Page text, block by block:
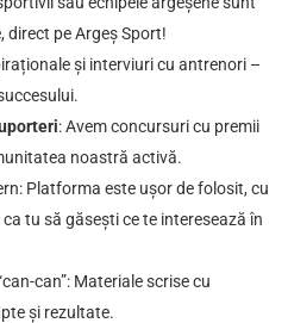
direct pe Argeș Sport!
și interviuri cu antrenori –
: Avem concursuri cu premii
noastră activă.
Platforma este ușor de folosit, cu
tu să găsești ce te interesează în
can”: Materiale scrise cu
și rezultate.